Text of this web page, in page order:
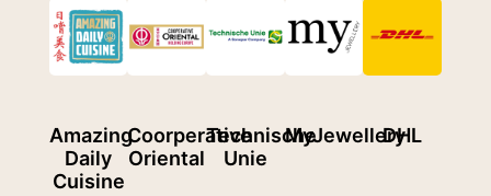
Amazing
Daily
Cuisine
Coorperative
Oriental
Technische
Unie
MyJewellery
DHL